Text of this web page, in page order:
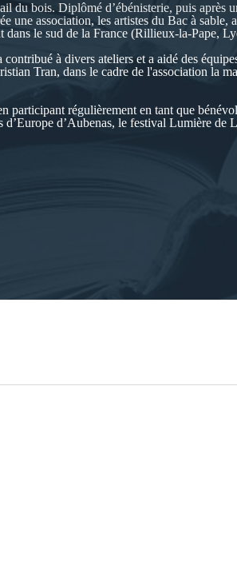
du bois. Diplômé d’ébénisterie, puis après
une association, les artistes du Bac à sable,
dans le sud de la France (Rillieux-la-Pape,
à divers ateliers et a aidé des
Tran, dans le cadre de l'association la
participant régulièrement en tant que
d’Aubenas, le festival Lumière de